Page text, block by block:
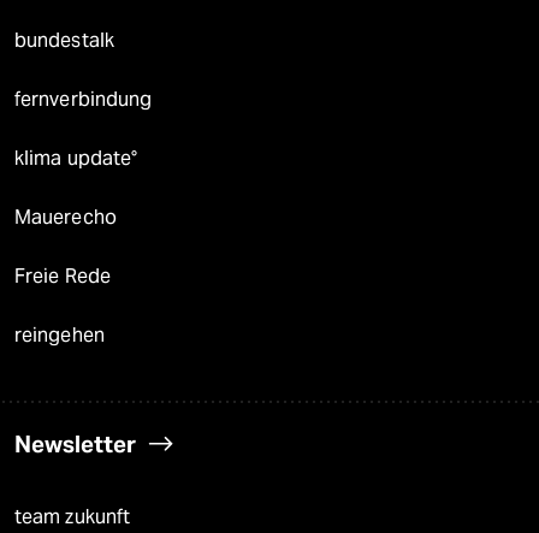
bundestalk
fernverbindung
klima update°
Mauerecho
Freie Rede
reingehen
Newsletter
team zukunft